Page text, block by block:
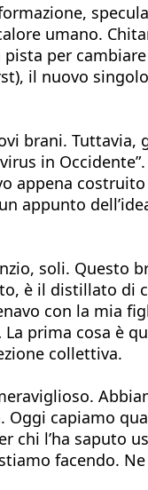
umano.
per
il nuovo
brani. Tuttavia,
in
appena
soli. Questo
è il distillato di
con la mia
prima cosa è
collettiva.
capiamo
l’ha saputo
facendo.